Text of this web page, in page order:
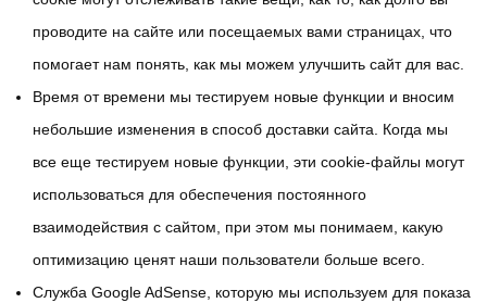
проводите на сайте или посещаемых вами страницах, что
помогает нам понять, как мы можем улучшить сайт для вас.
Время от времени мы тестируем новые функции и вносим
небольшие изменения в способ доставки сайта. Когда мы
все еще тестируем новые функции, эти cookie-файлы могут
использоваться для обеспечения постоянного
взаимодействия с сайтом, при этом мы понимаем, какую
оптимизацию ценят наши пользователи больше всего.
Служба Google AdSense, которую мы используем для показа